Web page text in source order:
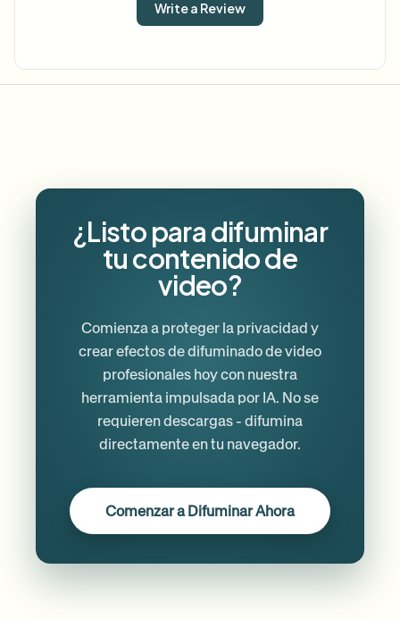
Write a Review
¿Listo para difuminar
tu contenido de
video?
Comienza a proteger la privacidad y
crear efectos de difuminado de video
profesionales hoy con nuestra
herramienta impulsada por IA. No se
requieren descargas - difumina
directamente en tu navegador.
Comenzar a Difuminar Ahora